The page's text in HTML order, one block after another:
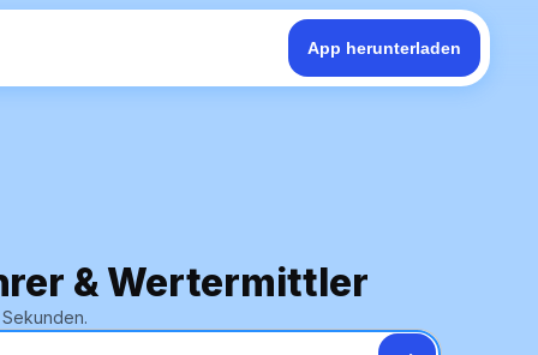
App herunterladen
& Wertermittler